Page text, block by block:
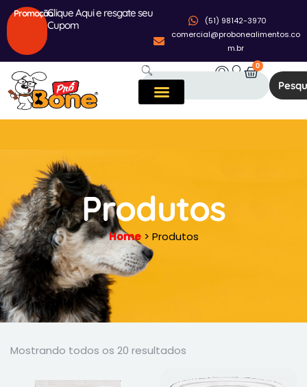
PromoçãoClique Aqui e resgate seu
Cupom
(51) 98142-3970
comercial@probonealimentos.co
m.br
0
Produtos
Home> Produtos
Mostrando todos os 20 resultados